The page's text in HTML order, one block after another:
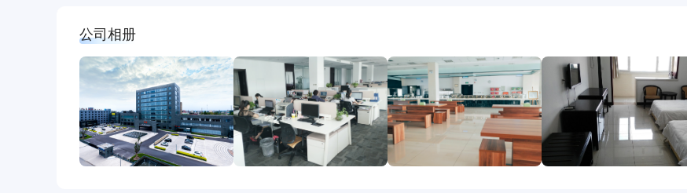
公司相册